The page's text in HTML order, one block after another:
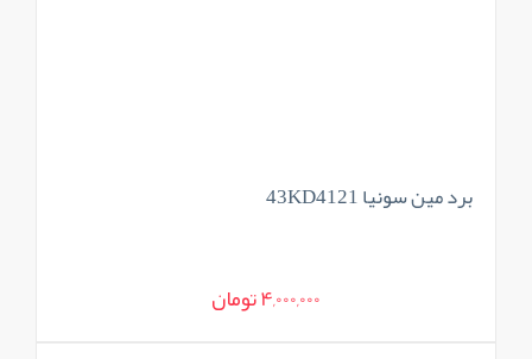
برد مین سونیا 43KD4121
4,000,000 تومان